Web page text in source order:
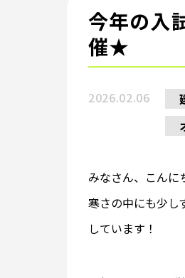
今年の入
催★
2026.02.06
みなさん、こんに
寒さの中にも少し
しています！